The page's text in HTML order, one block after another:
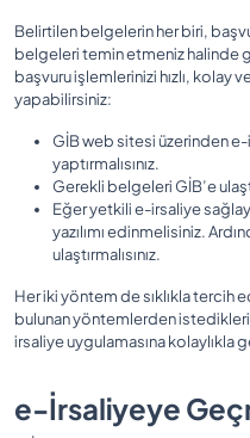
Belirtilen belgelerin her biri,
belgeleri temin etmeniz halinde
başvuru işlemlerinizi hızlı, kolay
yapabilirsiniz:
GİB web sitesi üzerinden
yaptırmalısınız.
Gerekli belgeleri GİB’e
Eğer yetkili e-irsaliye
yazılımı edinmelisiniz.
ulaştırmalısınız.
Her iki yöntem de sıklıkla tercih
bulunan yöntemlerden
irsaliye uygulamasına kolaylıkla
e-İrsaliyeye